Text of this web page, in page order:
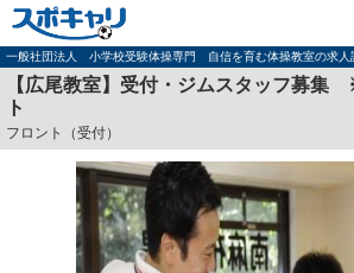
一般社団法人 小学校受験体操専門 自信を育む体操教室の求人
【広尾教室】受付・ジムスタッフ募
ト
フロント（受付）